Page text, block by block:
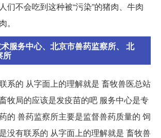
们不会吃到这种被“污染”的猪肉、牛肉
。
服务中心、北京市兽药监察所、 北
所
系的 从字面上的理解就是 畜牧兽医总站
牧局的应该是发疫苗的吧 服务中心是专
的 兽药监察所主要是监督兽药质量的 饲
没有联系的 从字面上的理解就是 畜牧兽